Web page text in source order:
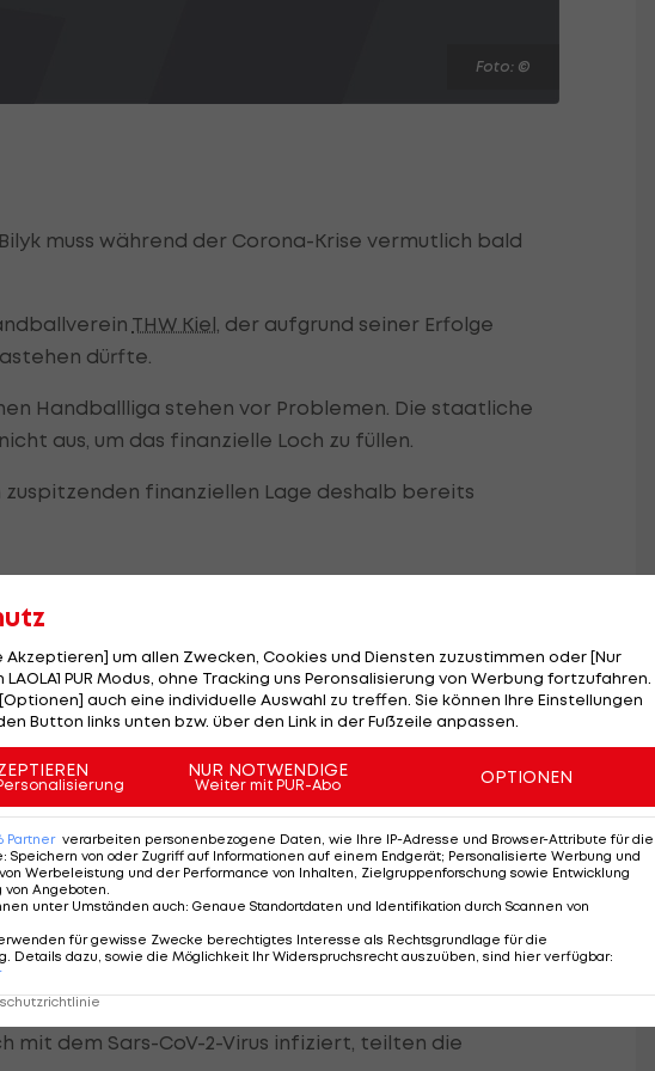
Foto: ©
muss während der Corona-Krise vermutlich bald
THW Kiel, der aufgrund seiner Erfolge
dürfte.
Handballliga stehen vor Problemen. Die staatliche
aus, um das finanzielle Loch zu füllen.
zuspitzenden finanziellen Lage deshalb bereits
Herausforderung
Herausforderungen steht. "Wir haben beschlossen,
wenn Spieler und Sponsoren ebenfalls ihren
Bob Hanning.
fest, die derzeit bis mindestens Ende April
zu spielen. Am kommenden Mittwoch will man
-Liga
Mads Mensah von den Rhein-Neckar Löwen
mit dem Sars-CoV-2-Virus infiziert, teilten die
Akzeptieren] um allen Zwecken, Cookies und Diensten zuzustimmen oder [Nur
PUR Modus, ohne Tracking uns Peronsalisierung von Werbung fortzufahren.
auch eine individuelle Auswahl zu treffen. Sie können Ihre Einstellungen
Button links unten bzw. über den Link in der Fußzeile anpassen.
NUR NOTWENDIGE
Weiter mit PUR-Abo OPTIONEN
Partner verarbeiten personenbezogene Daten, wie Ihre IP-Adresse und Browser-Attribute für die
: Speichern von oder Zugriff auf Informationen auf einem Endgerät; Personalisierte Werbung und
Werbeleistung und der Performance von Inhalten, Zielgruppenforschung sowie Entwicklung
von Angeboten.
unter Umständen auch: Genaue Standortdaten und Identifikation durch Scannen von
für gewisse Zwecke berechtigtes Interesse als Rechtsgrundlage für die
Details dazu, sowie die Möglichkeit Ihr Widerspruchsrecht auszuüben, sind hier verfügbar: